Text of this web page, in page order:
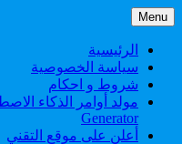
Skip
to
content
Menu
الرئيسية
سياسة الخصوصية
شروط و احكام
Generator
أعلن على موقع التقني